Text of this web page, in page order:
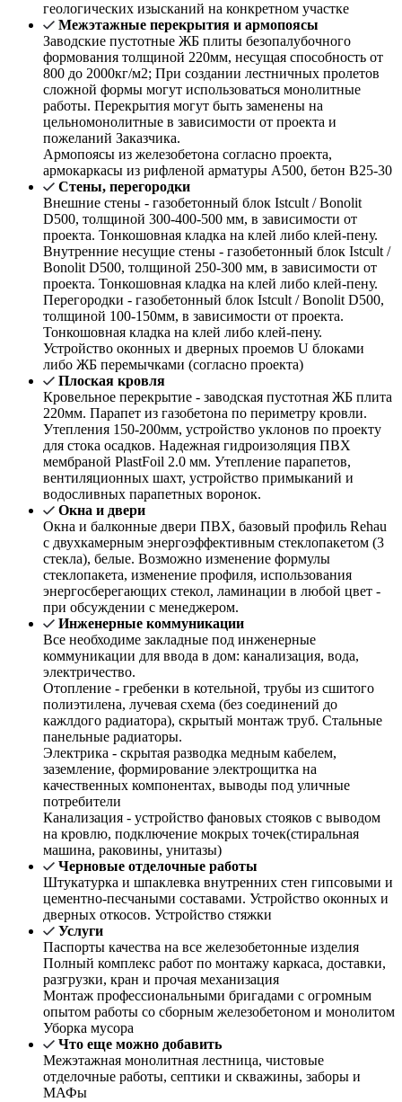
геологических изысканий на конкретном участке
Межэтажные перекрытия и армопоясы
Заводские пустотные ЖБ плиты безопалубочного
формования толщиной 220мм, несущая способность от
800 до 2000кг/м2; При создании лестничных пролетов
сложной формы могут использоваться монолитные
работы. Перекрытия могут быть заменены на
цельномонолитные в зависимости от проекта и
пожеланий Заказчика.
Армопоясы из железобетона согласно проекта,
армокаркасы из рифленой арматуры А500, бетон В25-30
Стены, перегородки
Внешние стены - газобетонный блок Istcult / Bonolit
D500, толщиной 300-400-500 мм, в зависимости от
проекта. Тонкошовная кладка на клей либо клей-пену.
Внутренние несущие стены - газобетонный блок Istcult /
Bonolit D500, толщиной 250-300 мм, в зависимости от
проекта. Тонкошовная кладка на клей либо клей-пену.
Перегородки - газобетонный блок Istcult / Bonolit D500,
толщиной 100-150мм, в зависимости от проекта.
Тонкошовная кладка на клей либо клей-пену.
Устройство оконных и дверных проемов U блоками
либо ЖБ перемычками (согласно проекта)
Плоская кровля
Кровельное перекрытие - заводская пустотная ЖБ плита
220мм. Парапет из газобетона по периметру кровли.
Утепления 150-200мм, устройство уклонов по проекту
для стока осадков. Надежная гидроизоляция ПВХ
мембраной PlastFoil 2.0 мм. Утепление парапетов,
вентиляционных шахт, устройство примыканий и
водосливных парапетных воронок.
Окна и двери
Окна и балконные двери ПВХ, базовый профиль Rehau
с двухкамерным энергоэффективным стеклопакетом (3
стекла), белые. Возможно изменение формулы
стеклопакета, изменение профиля, использования
энергосберегающих стекол, ламинации в любой цвет -
при обсуждении с менеджером.
Инженерные коммуникации
Все необходиме закладные под инженерные
коммуникации для ввода в дом: канализация, вода,
электричество.
Отопление - гребенки в котельной, трубы из сшитого
полиэтилена, лучевая схема (без соединений до
кажлдого радиатора), скрытый монтаж труб. Стальные
панельные радиаторы.
Электрика - скрытая разводка медным кабелем,
заземление, формирование электрощитка на
качественных компонентах, выводы под уличные
потребители
Канализация - устройство фановых стояков с выводом
на кровлю, подключение мокрых точек(стиральная
машина, раковины, унитазы)
Черновые отделочные работы
Штукатурка и шпаклевка внутренних стен гипсовыми и
цементно-песчаными составами. Устройство оконных и
дверных откосов. Устройство стяжки
Услуги
Паспорты качества на все железобетонные изделия
Полный комплекс работ по монтажу каркаса, доставки,
разгрузки, кран и прочая механизация
Монтаж профессиональными бригадами с огромным
опытом работы со сборным железобетоном и монолитом
Уборка мусора
Что еще можно добавить
Межэтажная монолитная лестница, чистовые
отделочные работы, септики и скважины, заборы и
МАФы